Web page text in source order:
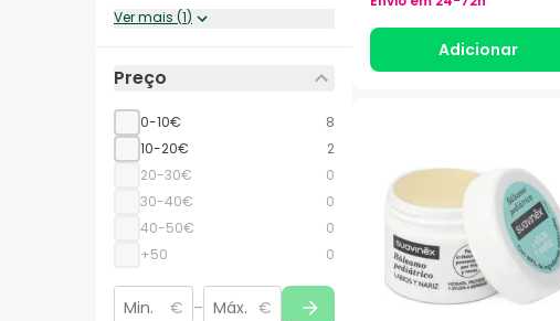
Ver mais (1)
Preço
0-10€
8
10-20€
2
20-30€
0
30-40€
0
40-50€
0
+50
0
€ – €
Adicionar